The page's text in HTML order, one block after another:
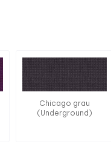
Chicago grau
(Underground)